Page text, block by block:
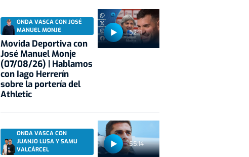
52:11
ONDA VASCA CON JOSÉ
MANUEL MONJE
Movida Deportiva con
José Manuel Monje
(07/08/26) | Hablamos
con Iago Herrerín
sobre la portería del
Athletic
55:14
ONDA VASCA CON
JUANJO LUSA Y SAMU
VALCÁRCEL